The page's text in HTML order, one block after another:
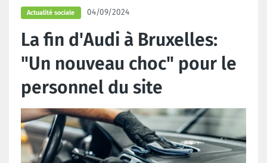
Actualité sociale 04/09/2024
La fin d'Audi à Bruxelles:
"Un nouveau choc" pour le
personnel du site